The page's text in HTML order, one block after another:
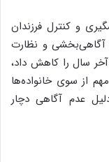
و کنترل فرزندان
آگاهی‌بخشی و نظارت
سال را کاهش داد،
از سوی خانواده‌ها
عدم آگاهی دچار